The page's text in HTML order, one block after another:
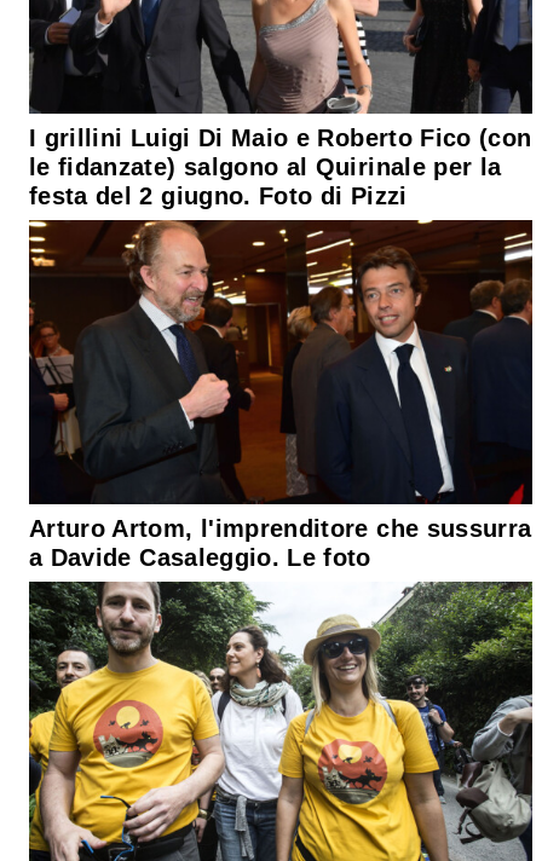
I grillini Luigi Di Maio e Roberto Fico (con
le fidanzate) salgono al Quirinale per la
festa del 2 giugno. Foto di Pizzi
Arturo Artom, l'imprenditore che sussurra
a Davide Casaleggio. Le foto